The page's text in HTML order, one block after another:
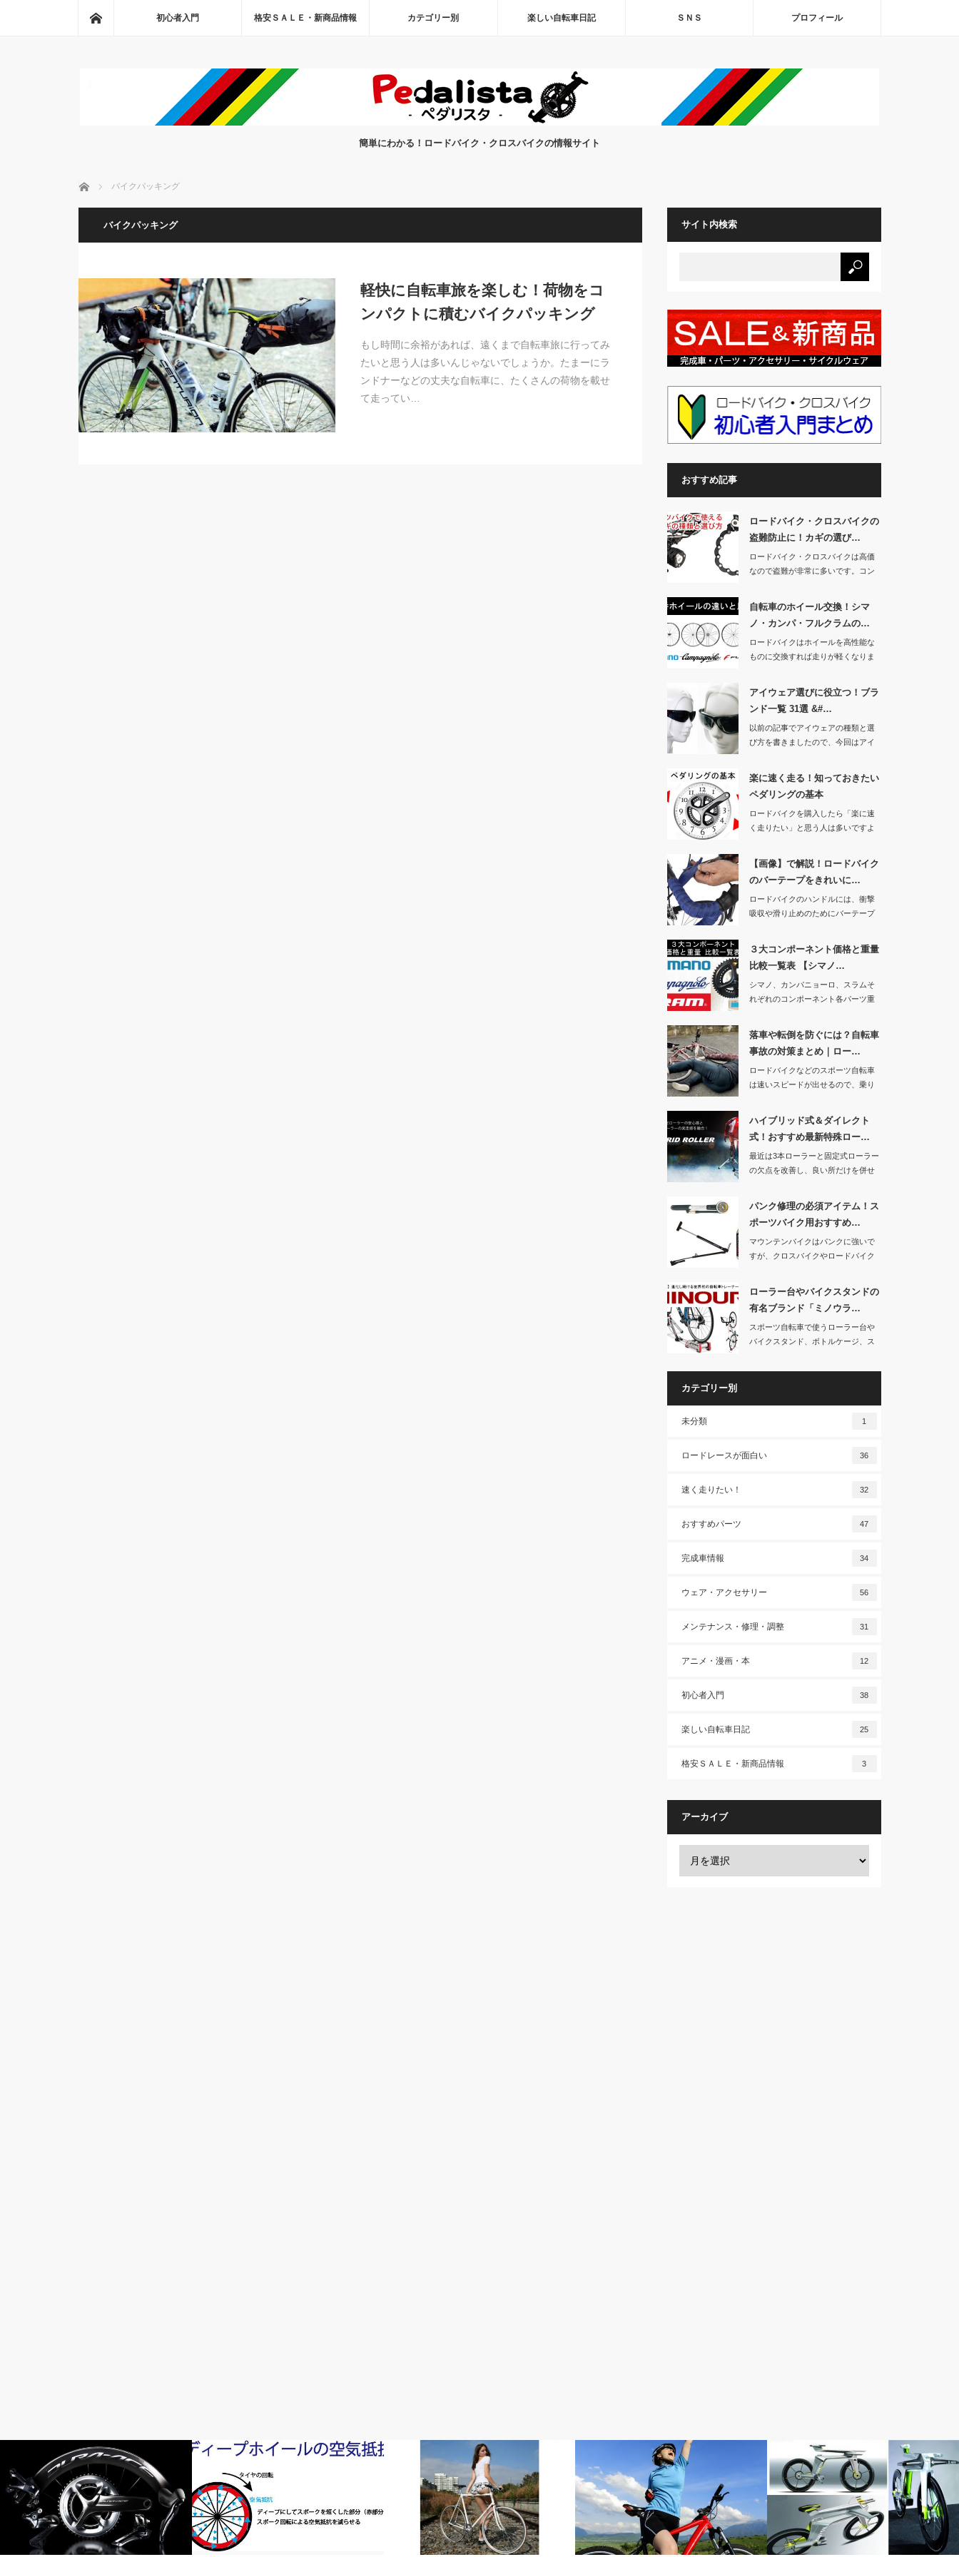
初心者入門 格安ＳＡＬＥ・新商品情報 カテゴリー別 楽しい自転車日記 ＳＮＳ プロフィール
簡単にわかる！ロードバイク・クロスバイクの情報サイト
ホーム バイクパッキング
バイクパッキング
軽快に自転車旅を楽しむ！荷物をコ
ンパクトに積むバイクパッキング
もし時間に余裕があれば、遠くまで自転車旅に行ってみ
たいと思う人は多いんじゃないでしょうか。たまーにラ
ンドナーなどの丈夫な自転車に、たくさんの荷物を載せ
て走ってい…
サイト内検索
おすすめ記事
ロードバイク・クロスバイクの
盗難防止に！カギの選び…
ロードバイク・クロスバイクは高価
なので盗難が非常に多いです。コン
自転車のホイール交換！シマ
ノ・カンパ・フルクラムの…
ロードバイクはホイールを高性能な
ものに交換すれば走りが軽くなりま
アイウェア選びに役立つ！ブラ
ンド一覧 31選 &#…
以前の記事でアイウェアの種類と選
び方を書きましたので、今回はアイ
楽に速く走る！知っておきたい
ペダリングの基本
ロードバイクを購入したら「楽に速
く走りたい」と思う人は多いですよ
【画像】で解説！ロードバイク
のバーテープをきれいに…
ロードバイクのハンドルには、衝撃
吸収や滑り止めのためにバーテープ
３大コンポーネント価格と重量
比較一覧表 【シマノ…
シマノ、カンパニョーロ、スラムそ
れぞれのコンポーネント各パーツ重
落車や転倒を防ぐには？自転車
事故の対策まとめ｜ロー…
ロードバイクなどのスポーツ自転車
は速いスピードが出せるので、乗り
ハイブリッド式＆ダイレクト
式！おすすめ最新特殊ロー…
最近は3本ローラーと固定式ローラー
の欠点を改善し、良い所だけを併せ
パンク修理の必須アイテム！ス
ポーツバイク用おすすめ…
マウンテンバイクはパンクに強いで
すが、クロスバイクやロードバイク
ローラー台やバイクスタンドの
有名ブランド「ミノウラ…
スポーツ自転車で使うローラー台や
バイクスタンド、ボトルケージ、ス
カテゴリー別
未分類 1
ロードレースが面白い 36
速く走りたい！ 32
おすすめパーツ 47
完成車情報 34
ウェア・アクセサリー 56
メンテナンス・修理・調整 31
アニメ・漫画・本 12
初心者入門 38
楽しい自転車日記 25
格安ＳＡＬＥ・新商品情報 3
アーカイブ